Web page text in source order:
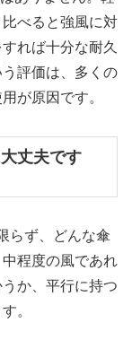
べると強風に対
れば十分な耐久
評価は、多くの
が原因です。
丈夫です
らず、どんな傘
程度の風であれ
か、平行に持つ
。